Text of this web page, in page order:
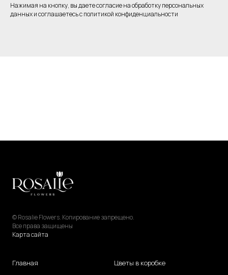
Нажимая на кнопку, вы даете согласие на обработку персональных
данных и соглашаетесь c политикой конфиденциальности
© Rosalie Flowers. Копирование запрещено.
Все права защищены
Карта сайта
Главная
Цветы в коробке